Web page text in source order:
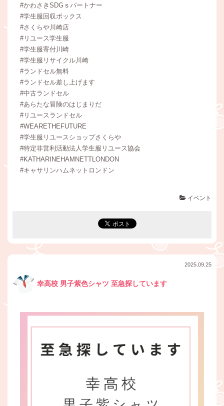
#かわさきSDGｓパートナー
#学生服回収ボックス
#さくらや川崎店
#リユース学生服
#学生服寄付川崎
#学生服リサイクル川崎
#ランドセル無料
#ランドセル差し上げます
#中古ランドセル
#あらたな冒険のはじまりだ
#リユースランドセル
#WEARETHEFUTURE
#学生服リユースショップさくらや
#特定非営利活動法人学生服リユース協会
#KATHARINEHAMNETTLONDON
#キャサリンハムネットロンドン
イベント
2025.09.25
幸高校 男子紫色シャツ 至急探しています